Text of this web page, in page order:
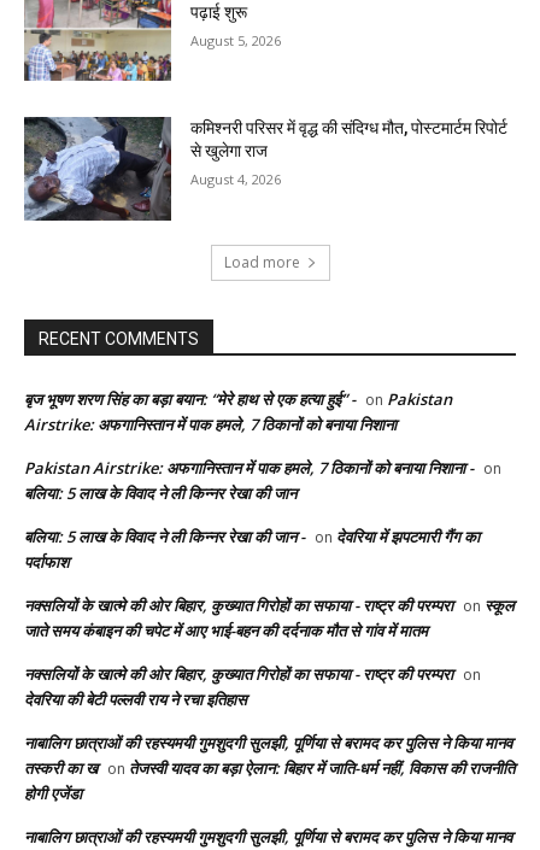
पढ़ाई शुरू
August 5, 2026
कमिश्नरी परिसर में वृद्ध की संदिग्ध मौत, पोस्टमार्टम रिपोर्ट
से खुलेगा राज
August 4, 2026
Load more
RECENT COMMENTS
बृज भूषण शरण सिंह का बड़ा बयान: “मेरे हाथ से एक हत्या हुई” - on Pakistan
Airstrike: अफगानिस्तान में पाक हमले, 7 ठिकानों को बनाया निशाना
Pakistan Airstrike: अफगानिस्तान में पाक हमले, 7 ठिकानों को बनाया निशाना - on
बलिया: 5 लाख के विवाद ने ली किन्नर रेखा की जान
बलिया: 5 लाख के विवाद ने ली किन्नर रेखा की जान - on देवरिया में झपटमारी गैंग का
पर्दाफाश
नक्सलियों के खात्मे की ओर बिहार, कुख्यात गिरोहों का सफाया - राष्ट्र की परम्परा on स्कूल
जाते समय कंबाइन की चपेट में आए भाई-बहन की दर्दनाक मौत से गांव में मातम
नक्सलियों के खात्मे की ओर बिहार, कुख्यात गिरोहों का सफाया - राष्ट्र की परम्परा on
देवरिया की बेटी पल्लवी राय ने रचा इतिहास
नाबालिग छात्राओं की रहस्यमयी गुमशुदगी सुलझी, पूर्णिया से बरामद कर पुलिस ने किया मानव
तस्करी का ख on तेजस्वी यादव का बड़ा ऐलान: बिहार में जाति-धर्म नहीं, विकास की राजनीति
होगी एजेंडा
नाबालिग छात्राओं की रहस्यमयी गुमशुदगी सुलझी, पूर्णिया से बरामद कर पुलिस ने किया मानव